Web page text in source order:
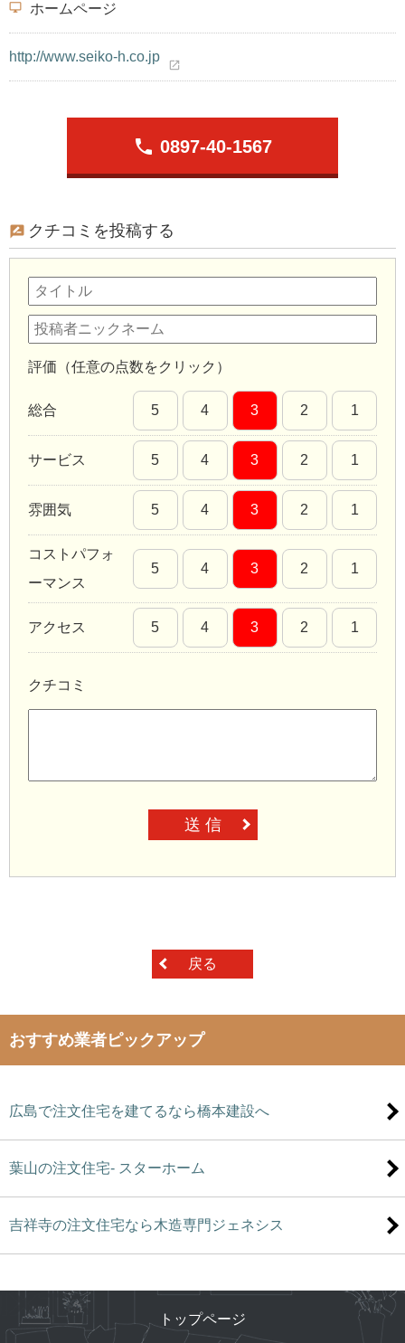
desktop_windows ホームページ
http://www.seiko-h.co.jp
open_in_new
phone 0897-40-1567
クチコミを投稿する
評価（任意の点数をクリック）
総合 5 4 3 2 1
サービス 5 4 3 2 1
雰囲気 5 4 3 2 1
コストパフォ
ーマンス
5 4 3 2 1
アクセス 5 4 3 2 1
クチコミ
送 信
戻る
おすすめ業者ピックアップ
広島で注文住宅を建てるなら橋本建設へ
葉山の注文住宅- スターホーム
吉祥寺の注文住宅なら木造専門ジェネシス
トップページ